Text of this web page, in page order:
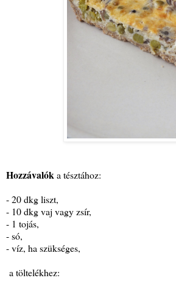
Hozzávalóka tésztához:
- 20 dkg liszt,
- 10 dkg vaj vagy zsír,
- 1 tojás,
- só,
- víz, ha szükséges,
a töltelékhez: